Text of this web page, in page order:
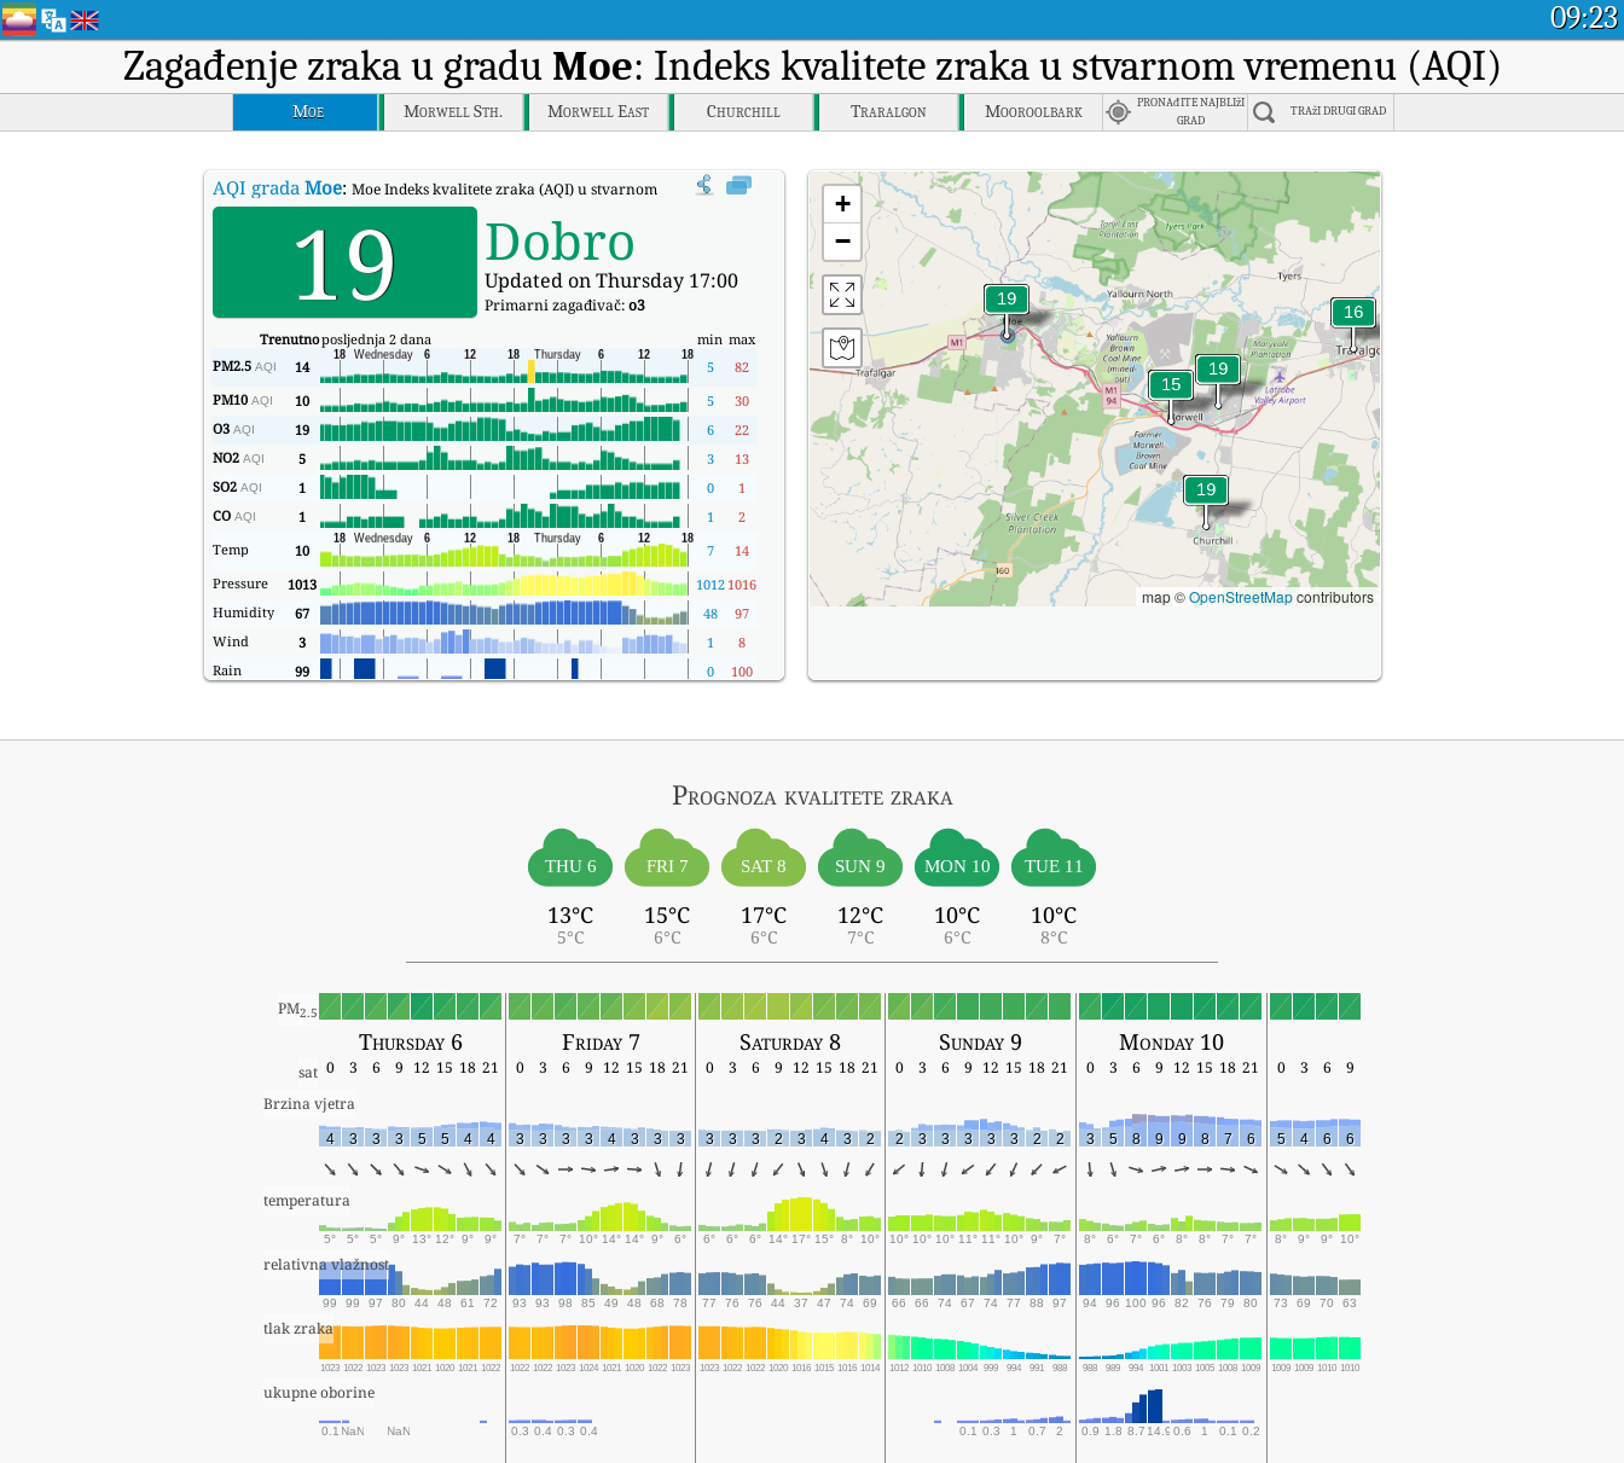
09:23
Zagađenje zraka u gradu Moe: Indeks kvalitete zraka u stvarnom vremenu (AQI)
Moe Morwell Sth. Morwell East Churchill Traralgon Mooroolbark
PRONAđITE NAJBLIžI
GRAD
TRAžI DRUGI GRAD
AQI grada Moe: Moe Indeks kvalitete zraka (AQI) u stvarnom vremenu.
19 Dobro
Updated on Thursday 17:00
Primarni zagađivač:o3
Trenutnoposljednja 2 dana min max
PM2.5 AQI 14 5
82
PM10 AQI 10 5
30
O3 AQI 19 6
22
NO2 AQI 5 3
13
SO2 AQI 1 0
1
CO AQI 1 1
2
Temp
10 7
14
Pressure
1013 1012 1016
Humidity
67 48
97
Wind
3 1
8
Rain
99 0 100
+
−
map ©OpenStreetMapcontributors
Prognoza kvalitete zraka
THU 6
13°C
5°C
FRI 7
15°C
6°C
SAT 8
17°C
6°C
SUN 9
12°C
7°C
MON 10
10°C
6°C
TUE 11
10°C
8°C
PM2.5
Thursday 6 Friday 7 Saturday 8 Sunday 9 Monday 10
sat 0 3 6 9 12 15 18 21 0 3 6 9 12 15 18 21 0 3 6 9 12 15 18 21 0 3 6 9 12 15 18 21 0 3 6 9 12 15 18 21 0 3 6
9
Brzina vjetra
4 3 3 3 5 5 4 4 3 3 3 3 4 3 3 3 3 3 3 2 3 4 3 2 2 3 3 3 3 3 2 2 3 5 8 9 9 8 7 6 5 4 6 6
temperatura
5° 5° 5° 9° 13° 12° 9° 9° 7° 7° 7° 10° 14° 14° 9° 6° 6° 6° 6° 14° 17° 15° 8° 10° 10° 10° 10° 11° 11° 10° 9° 7° 8° 6° 7° 6° 8° 8° 7° 7° 8° 9° 9° 10°
relativna vlažnost
99 99 97 80 44 48 61 72 93 93 98 85 49 48 68 78 77 76 76 44 37 47 74 69 66 66 74 67 74 77 88 97 94 96 100 96 82 76 79 80 73 69 70 63
tlak zraka
1023 1022 1023 1023 1021 1020 1021 1022 1022 1022 1023 1024 1021 1020 1022 1023 1023 1022 1022 1020 1016 1015 1016 1014 1012 1010 1008 1004 999 994 991 988 988 989 994 1001 1003 1005 1008 1009 1009 1009 1010 1010
ukupne oborine
0.1 NaN NaN 0.3 0.4 0.3 0.4 0.1 0.3 1 0.7 2 0.9 1.8 8.7 14.9 0.6 1 0.1 0.2